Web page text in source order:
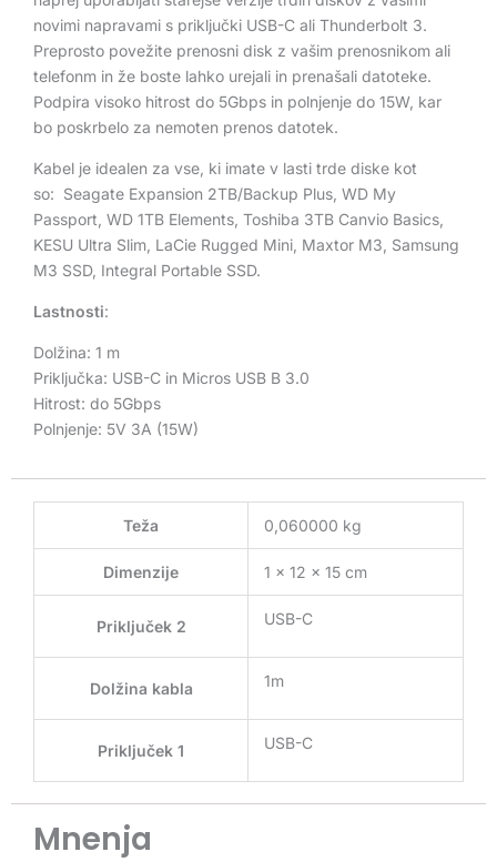
novimi napravami s priključki USB-C ali Thunderbolt 3.
Preprosto povežite prenosni disk z vašim prenosnikom ali
telefonm in že boste lahko urejali in prenašali datoteke.
Podpira visoko hitrost do 5Gbps in polnjenje do 15W, kar
bo poskrbelo za nemoten prenos datotek.
Kabel je idealen za vse, ki imate v lasti trde diske kot
so: Seagate Expansion 2TB/Backup Plus, WD My
Passport, WD 1TB Elements, Toshiba 3TB Canvio Basics,
KESU Ultra Slim, LaCie Rugged Mini, Maxtor M3, Samsung
M3 SSD, Integral Portable SSD.
Lastnosti:
Dolžina: 1 m
Priključka: USB-C in Micros USB B 3.0
Hitrost: do 5Gbps
Polnjenje: 5V 3A (15W)
Teža 0,060000 kg
Dimenzije 1 × 12 × 15 cm
Priključek 2 USB-C
Dolžina kabla 1m
Priključek 1 USB-C
Mnenja